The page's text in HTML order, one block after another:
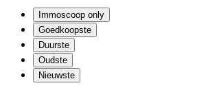
Immoscoop only
Goedkoopste
Duurste
Oudste
Nieuwste